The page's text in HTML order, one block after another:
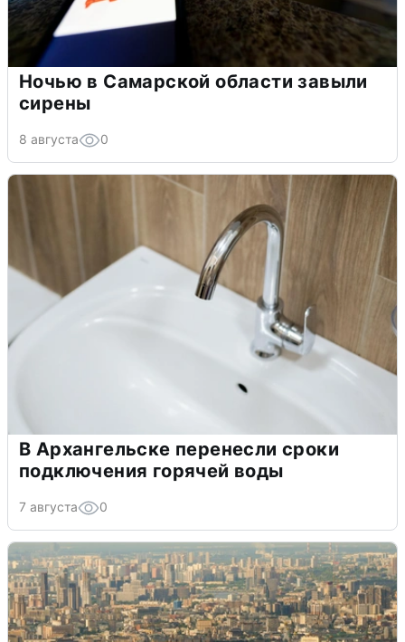
Ночью в Самарской области завыли
сирены
8 августа 0
В Архангельске перенесли сроки
подключения горячей воды
7 августа 0